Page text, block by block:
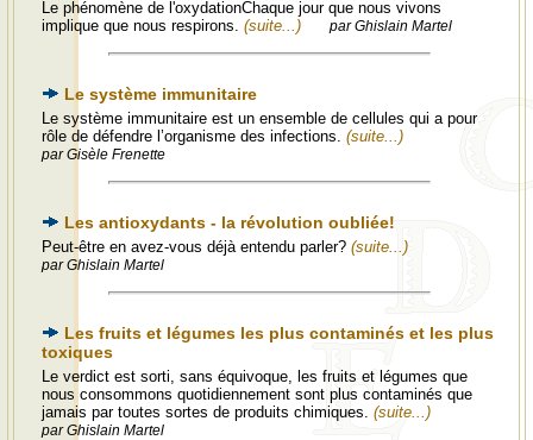
Le phénomène de l'oxydationChaque jour que nous vivons
implique que nous respirons. (suite...) par Ghislain Martel
Le système immunitaire
Le système immunitaire est un ensemble de cellules qui a pour
rôle de défendre l’organisme des infections. (suite...)
par Gisèle Frenette
Les antioxydants - la révolution oubliée!
Peut-être en avez-vous déjà entendu parler? (suite...)
par Ghislain Martel
Les fruits et légumes les plus contaminés et les plus
toxiques
Le verdict est sorti, sans équivoque, les fruits et légumes que
nous consommons quotidiennement sont plus contaminés que
jamais par toutes sortes de produits chimiques. (suite...)
par Ghislain Martel